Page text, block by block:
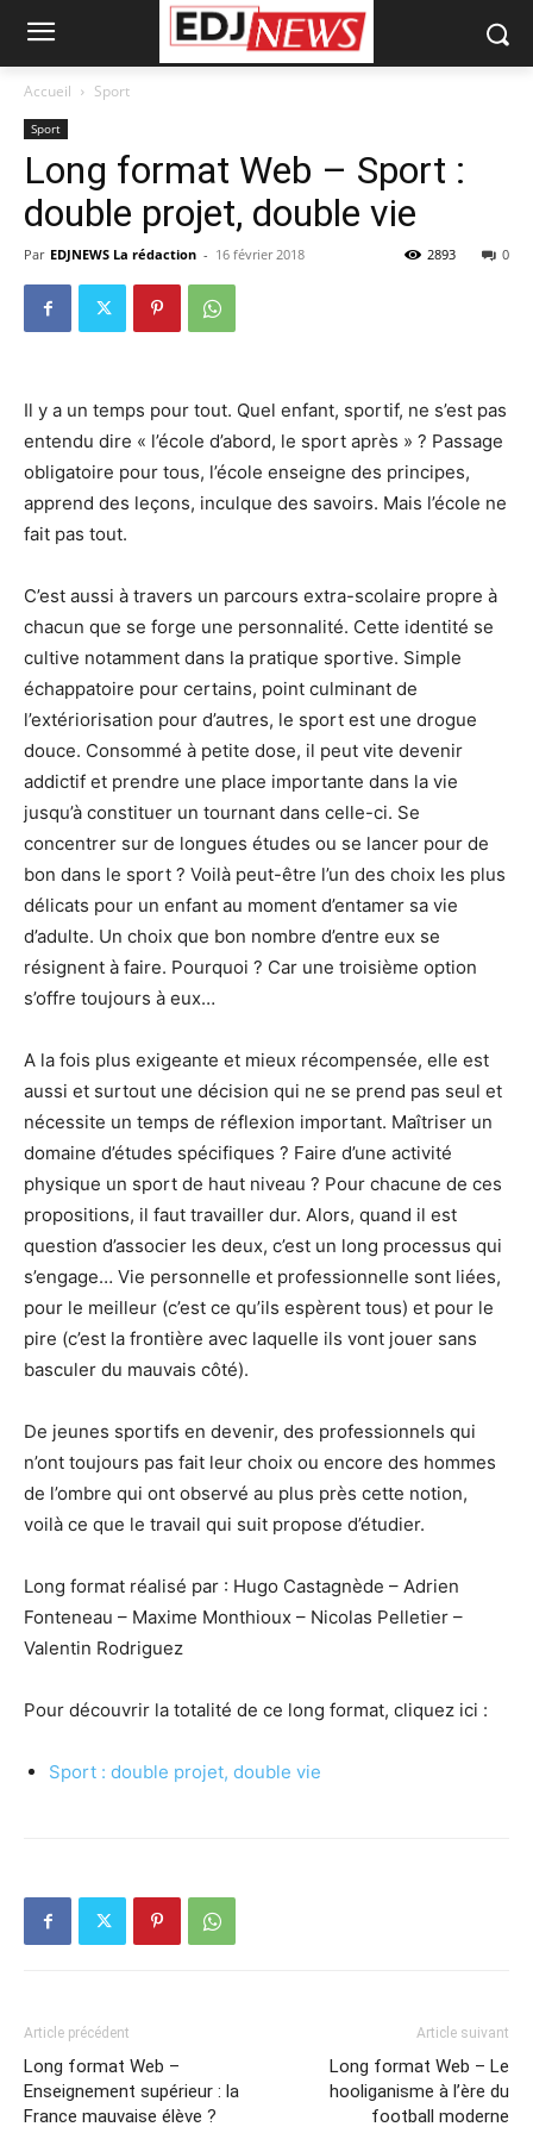
Accueil Sport
Sport
Long format Web – Sport :
double projet, double vie
Par EDJNEWS La rédaction - 16 février 2018 0
2893
Il y a un temps pour tout. Quel enfant, sportif, ne s’est pas
entendu dire « l’école d’abord, le sport après » ? Passage
obligatoire pour tous, l’école enseigne des principes,
apprend des leçons, inculque des savoirs. Mais l’école ne
fait pas tout.
C’est aussi à travers un parcours extra-scolaire propre à
chacun que se forge une personnalité. Cette identité se
cultive notamment dans la pratique sportive. Simple
échappatoire pour certains, point culminant de
l’extériorisation pour d’autres, le sport est une drogue
douce. Consommé à petite dose, il peut vite devenir
addictif et prendre une place importante dans la vie
jusqu’à constituer un tournant dans celle-ci. Se
concentrer sur de longues études ou se lancer pour de
bon dans le sport ? Voilà peut-être l’un des choix les plus
délicats pour un enfant au moment d’entamer sa vie
d’adulte. Un choix que bon nombre d’entre eux se
résignent à faire. Pourquoi ? Car une troisième option
s’offre toujours à eux…
A la fois plus exigeante et mieux récompensée, elle est
aussi et surtout une décision qui ne se prend pas seul et
nécessite un temps de réflexion important. Maîtriser un
domaine d’études spécifiques ? Faire d’une activité
physique un sport de haut niveau ? Pour chacune de ces
propositions, il faut travailler dur. Alors, quand il est
question d’associer les deux, c’est un long processus qui
s’engage… Vie personnelle et professionnelle sont liées,
pour le meilleur (c’est ce qu’ils espèrent tous) et pour le
pire (c’est la frontière avec laquelle ils vont jouer sans
basculer du mauvais côté).
De jeunes sportifs en devenir, des professionnels qui
n’ont toujours pas fait leur choix ou encore des hommes
de l’ombre qui ont observé au plus près cette notion,
voilà ce que le travail qui suit propose d’étudier.
Long format réalisé par : Hugo Castagnède – Adrien
Fonteneau – Maxime Monthioux – Nicolas Pelletier –
Valentin Rodriguez
Pour découvrir la totalité de ce long format, cliquez ici :
Sport : double projet, double vie
Article précédent
Long format Web –
Enseignement supérieur : la
France mauvaise élève ?
Article suivant
Long format Web – Le
hooliganisme à l’ère du
football moderne